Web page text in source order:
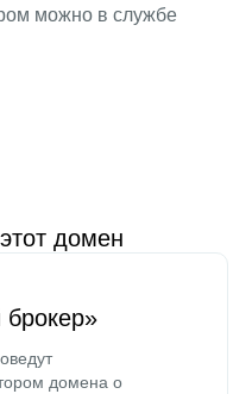
можно в службе
домен
домена о